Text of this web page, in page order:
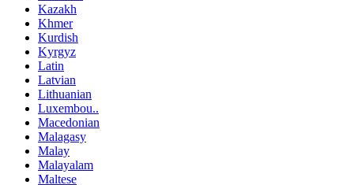
Kazakh
Khmer
Kurdish
Kyrgyz
Latin
Latvian
Lithuanian
Luxembou..
Macedonian
Malagasy
Malay
Malayalam
Maltese